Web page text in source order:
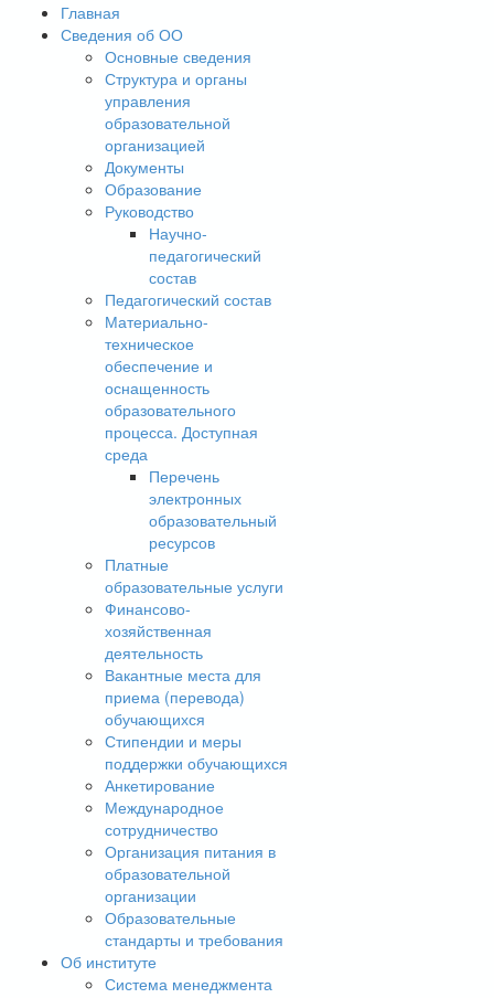
Главная
Сведения об ОО
Основные сведения
Структура и органы
управления
образовательной
организацией
Документы
Образование
Руководство
Научно-
педагогический
состав
Педагогический состав
Материально-
техническое
обеспечение и
оснащенность
образовательного
процесса. Доступная
среда
Перечень
электронных
образовательный
ресурсов
Платные
образовательные услуги
Финансово-
хозяйственная
деятельность
Вакантные места для
приема (перевода)
обучающихся
Стипендии и меры
поддержки обучающихся
Анкетирование
Международное
сотрудничество
Организация питания в
образовательной
организации
Образовательные
стандарты и требования
Об институте
Система менеджмента